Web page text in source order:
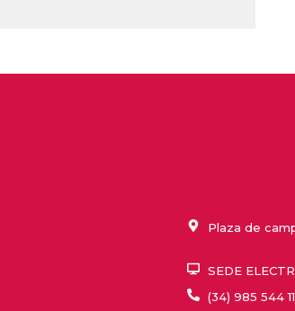
Plaza de
SEDE
(34) 985 544